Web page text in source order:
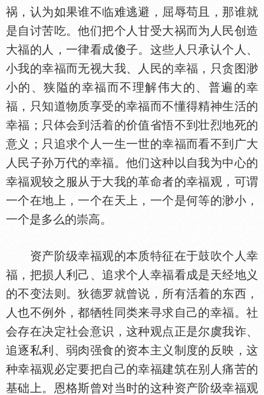
祸，认为如果谁不临难逃避，屈辱苟且，那谁就
是自讨苦吃。他们把个人甘受大祸而为人民创造
大福的人，一律看成傻子。这些人只承认个人、
小我的幸福而无视大我、人民的幸福，只贪图渺
小的、狭隘的幸福而不理解伟大的、普遍的幸
福，只知道物质享受的幸福而不懂得精神生活的
幸福；只
会到活着的价值省悟不到壮烈地死的
意义；只追求个人一生一世的幸福而看不到广大
人民子孙万代的幸福。他们这种以自我为中心的
幸福观较之服从于大我的革命者的幸福观，可谓
一个在地上，一个在天上，一个是何等的渺小，
一个是多么的崇高。
资产阶级幸福观的本质特征在于鼓吹个人幸
福，把损人利己、追求个人幸福看成是天经地义
的不变法则。狄德罗就曾说，所有活着的东西，
人也不例外，都牺牲同类来寻求自己的幸福。社
会存在决定社会意识，这种观点正是尔虞我诈、
追逐私利、弱肉强食的资本主义制度的反映，这
种幸福观必定要把自己的幸福建筑在别人痛苦的
基础上。恩格斯曾对当时的这种资产阶级幸福观